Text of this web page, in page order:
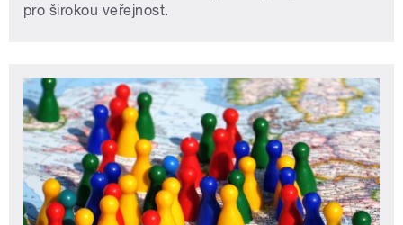
pro širokou veřejnost.